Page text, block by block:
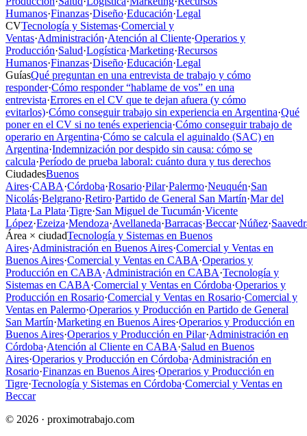
Humanos·Finanzas·Diseño·Educación·Legal
CVTecnología y Sistemas·Comercial y
Ventas·Administración·Atención al Cliente·Operarios y
Producción·Salud·Logística·Marketing·Recursos
Humanos·Finanzas·Diseño·Educación·Legal
GuíasQué preguntan en una entrevista de trabajo y cómo
responder·Cómo responder “hablame de vos” en una
entrevista·Errores en el CV que te dejan afuera (y cómo
evitarlos)·Cómo conseguir trabajo sin experiencia en Argentina·Qué
poner en el CV si no tenés experiencia·Cómo conseguir trabajo de
operario en Argentina·Cómo se calcula el aguinaldo (SAC) en
Argentina·Indemnización por despido sin causa: cómo se
calcula·Período de prueba laboral: cuánto dura y tus derechos
CiudadesBuenos
Aires·CABA·Córdoba·Rosario·Pilar·Palermo·Neuquén·San
Nicolás·Belgrano·Retiro·Partido de General San Martín·Mar del
Plata·La Plata·Tigre·San Miguel de Tucumán·Vicente
López·Ezeiza·Mendoza·Avellaneda·Barracas·Beccar·Núñez·
Área × ciudadTecnología y Sistemas en Buenos
Aires·Administración en Buenos Aires·Comercial y Ventas en
Buenos Aires·Comercial y Ventas en CABA·Operarios y
Producción en CABA·Administración en CABA·Tecnología y
Sistemas en CABA·Comercial y Ventas en Córdoba·Operarios y
Producción en Rosario·Comercial y Ventas en Rosario·Comercial y
Ventas en Palermo·Operarios y Producción en Partido de General
San Martín·Marketing en Buenos Aires·Operarios y Producción en
Buenos Aires·Operarios y Producción en Pilar·Administración en
Córdoba·Atención al Cliente en CABA·Salud en Buenos
Aires·Operarios y Producción en Córdoba·Administración en
Rosario·Finanzas en Buenos Aires·Operarios y Producción en
Tigre·Tecnología y Sistemas en Córdoba·Comercial y Ventas en
Beccar
© 2026 · proximotrabajo.com